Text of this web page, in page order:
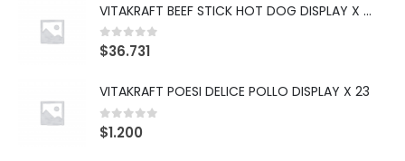
VITAKRAFT BEEF STICK HOT DOG DISPLAY X 10
0out of 5
$36.731
VITAKRAFT POESI DELICE POLLO DISPLAY X 23
0out of 5
$1.200